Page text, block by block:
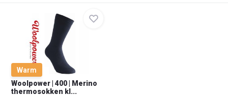
Warm
Woolpower | 400 | Merino
thermosokken kl...